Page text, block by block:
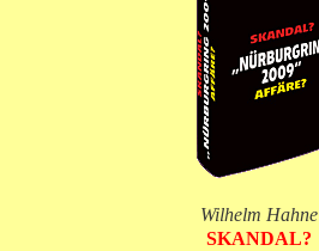
Wilhelm Hahne
SKANDAL?